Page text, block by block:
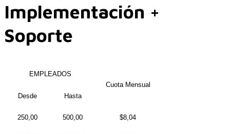
SAP Time and Attendance
SAP Travel OnDemand
Implementación +
Soporte
EMPLEADOS
Cuota Mensual
Desde
Hasta
250,00 500,00 $8,04